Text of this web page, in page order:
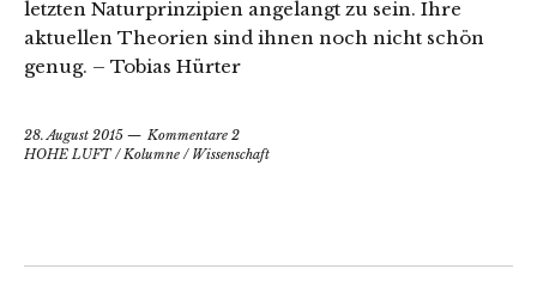
letzten Naturprinzipien angelangt zu sein. Ihre
aktuellen Theorien sind ihnen noch nicht schön
genug. – Tobias Hürter
28. August 2015
Kommentare 2
HOHE LUFT/Kolumne / Wissenschaft